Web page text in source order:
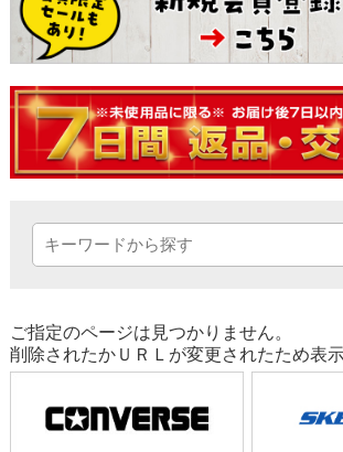
ご指定のページは見つかりません。
削除されたかＵＲＬが変更されたため表